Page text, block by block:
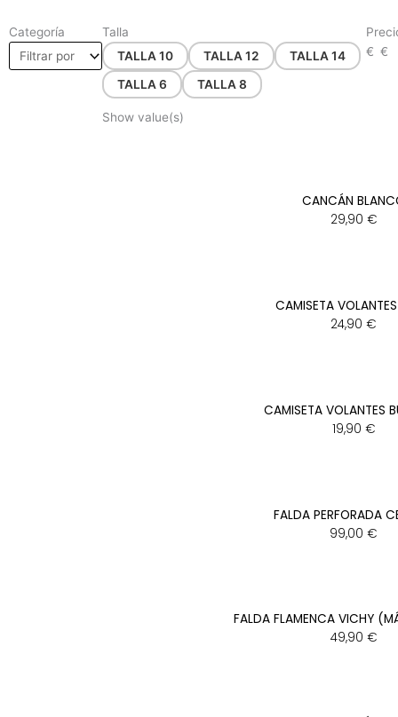
Categoría
Talla
TALLA 10
TALLA 12
TALLA 14
TALLA 6
TALLA 8
Show value(s)
€ €
CANCÁN
29,90 €
CAMISETA
24,90 €
CAMISETA VOLANTES
19,90 €
FALDA PERFORADA
99,00 €
FALDA FLAMENCA VICHY
49,90 €